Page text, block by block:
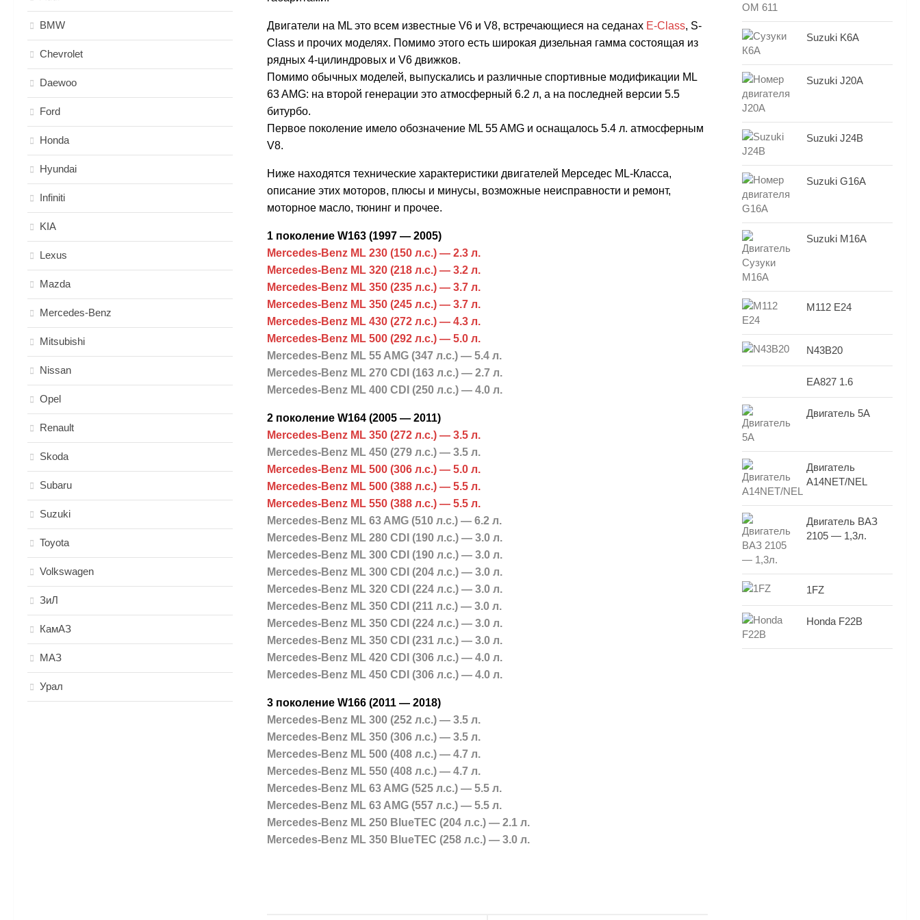
Двигатели на ML это всем известные V6 и V8, встречающиеся на седанах E-Class, S-
Class и прочих моделях. Помимо этого есть широкая дизельная гамма состоящая из
рядных 4-цилиндровых и V6 движков.
Помимо обычных моделей, выпускались и различные спортивные модификации ML
63 AMG: на второй генерации это атмосферный 6.2 л, а на последней версии 5.5
битурбо.
Первое поколение имело обозначение ML 55 AMG и оснащалось 5.4 л. атмосферным
V8.
Ниже находятся технические характеристики двигателей Мерседес ML-Класса,
описание этих моторов, плюсы и минусы, возможные неисправности и ремонт,
моторное масло, тюнинг и прочее.
1 поколение W163 (1997 — 2005)
Mercedes-Benz ML 230 (150 л.с.) — 2.3 л.
Mercedes-Benz ML 320 (218 л.с.) — 3.2 л.
Mercedes-Benz ML 350 (235 л.с.) — 3.7 л.
Mercedes-Benz ML 350 (245 л.с.) — 3.7 л.
Mercedes-Benz ML 430 (272 л.с.) — 4.3 л.
Mercedes-Benz ML 500 (292 л.с.) — 5.0 л.
Mercedes-Benz ML 55 AMG (347 л.с.) — 5.4 л.
Mercedes-Benz ML 270 CDI (163 л.с.) — 2.7 л.
Mercedes-Benz ML 400 CDI (250 л.с.) — 4.0 л.
2 поколение W164 (2005 — 2011)
Mercedes-Benz ML 350 (272 л.с.) — 3.5 л.
Mercedes-Benz ML 450 (279 л.с.) — 3.5 л.
Mercedes-Benz ML 500 (306 л.с.) — 5.0 л.
Mercedes-Benz ML 500 (388 л.с.) — 5.5 л.
Mercedes-Benz ML 550 (388 л.с.) — 5.5 л.
Mercedes-Benz ML 63 AMG (510 л.с.) — 6.2 л.
Mercedes-Benz ML 280 CDI (190 л.с.) — 3.0 л.
Mercedes-Benz ML 300 CDI (190 л.с.) — 3.0 л.
Mercedes-Benz ML 300 CDI (204 л.с.) — 3.0 л.
Mercedes-Benz ML 320 CDI (224 л.с.) — 3.0 л.
Mercedes-Benz ML 350 CDI (211 л.с.) — 3.0 л.
Mercedes-Benz ML 350 CDI (224 л.с.) — 3.0 л.
Mercedes-Benz ML 350 CDI (231 л.с.) — 3.0 л.
Mercedes-Benz ML 420 CDI (306 л.с.) — 4.0 л.
Mercedes-Benz ML 450 CDI (306 л.с.) — 4.0 л.
3 поколение W166 (2011 — 2018)
Mercedes-Benz ML 300 (252 л.с.) — 3.5 л.
Mercedes-Benz ML 350 (306 л.с.) — 3.5 л.
Mercedes-Benz ML 500 (408 л.с.) — 4.7 л.
Mercedes-Benz ML 550 (408 л.с.) — 4.7 л.
Mercedes-Benz ML 63 AMG (525 л.с.) — 5.5 л.
Mercedes-Benz ML 63 AMG (557 л.с.) — 5.5 л.
Mercedes-Benz ML 250 BlueTEC (204 л.с.) — 2.1 л.
Mercedes-Benz ML 350 BlueTEC (258 л.с.) — 3.0 л.
BMW
Chevrolet
Daewoo
Ford
Honda
Hyundai
Infiniti
KIA
Lexus
Mazda
Mercedes-Benz
Mitsubishi
Nissan
Opel
Renault
Skoda
Subaru
Suzuki
Toyota
Volkswagen
ЗиЛ
КамАЗ
МАЗ
Урал
Suzuki K6A
Suzuki J20A
Suzuki J24B
Suzuki G16A
Suzuki M16A
M112 E24
N43B20
EA827 1.6
Двигатель 5A
Двигатель
A14NET/NEL
Двигатель ВАЗ
2105 — 1,3л.
1FZ
Honda F22B